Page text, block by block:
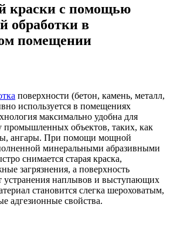
краски с помощью
обработки в
помещении
поверхности (бетон, камень, металл,
используется в помещениях
максимально удобна для
промышленных объектов, таких, как
ангары. При помощи мощной
минеральными абразивными
снимается старая краска,
загрязнения, а поверхность
устранения наплывов и выступающих
становится слегка шероховатым,
адгезионные свойства.